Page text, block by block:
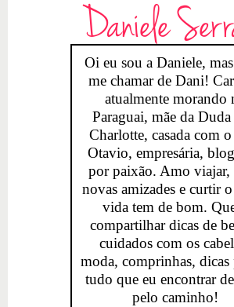
Daniele
Oi eu sou a Daniele,
me chamar de Dani!
atualmente morando
Paraguai, mãe da Duda
Charlotte, casada com
Otavio, empresária,
por paixão. Amo viajar,
novas amizades e curtir
vida tem de bom.
compartilhar dicas de
cuidados com os
moda, comprinhas, dicas
tudo que eu encontrar
pelo caminho!